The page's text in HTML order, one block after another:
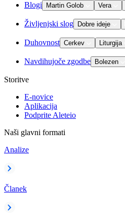
Blogi Martin Golob Vera
Življenjski slog Dobre ideje
Duhovnost Cerkev Liturgija
Navdihujoče zgodbe Bolezen
Storitve
E-novice
Aplikacija
Podprite Aleteio
Naši glavni formati
Analize
Članek